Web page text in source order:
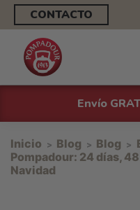
CONTACTO
Envío
Inicio Blog Blog
Pompadour: 24 días,
Navidad